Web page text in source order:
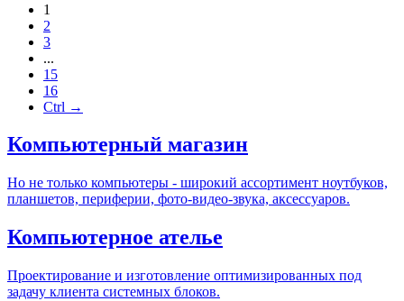
1
2
3
...
15
16
Ctrl →
Компьютерный магазин
Но не только компьютеры - широкий ассортимент ноутбуков,
планшетов, периферии, фото-видео-звука, аксессуаров.
Компьютерное ателье
Проектирование и изготовление оптимизированных под
задачу клиента системных блоков.